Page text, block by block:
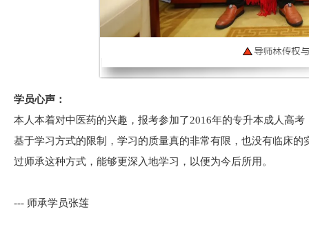
学员心声：
本人本着对中医药的兴趣，报考参加了2016年的专升本成人高
基于学习方式的限制，学习的质量真的非常有限，也没有临床
过师承这种方式，能够更深入地学习，以便为今后所用。
--- 师承学员张莲